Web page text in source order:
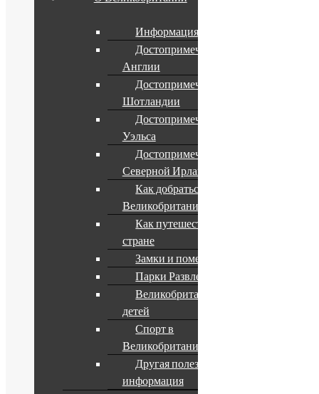
Информация о стране
Достопримечательности
Англии
Достопримечательности
Шотландии
Достопримечательности
Уэльса
Достопримечательности
Северной Ирландии
Как добраться до
Великобритании
Как путешествовать по
стране
Замки и поместья
Парки Развлечений
Великобритания для
детей
Спорт в
Великобритании
Другая полезная
информация